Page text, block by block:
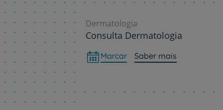
Dermatologia
Consulta Dermatologia
Marcar Saber mais